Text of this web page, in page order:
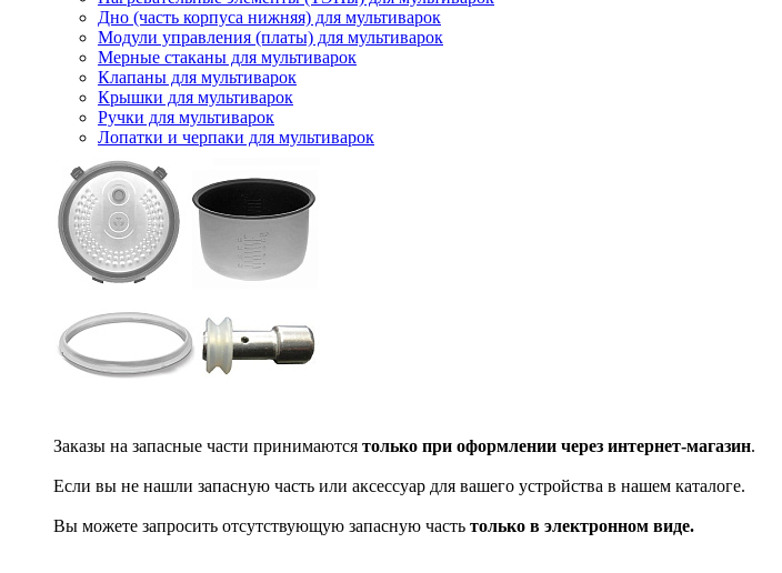
Дно (часть корпуса нижняя) для мультиварок
Модули управления (платы) для мультиварок
Мерные стаканы для мультиварок
Клапаны для мультиварок
Крышки для мультиварок
Ручки для мультиварок
Лопатки и черпаки для мультиварок
Заказы на запасные части принимаются только при оформлении через интернет-магазин.
Если вы не нашли запасную часть или аксессуар для вашего устройства в нашем каталоге.
Вы можете запросить отсутствующую запасную часть только в электронном виде.